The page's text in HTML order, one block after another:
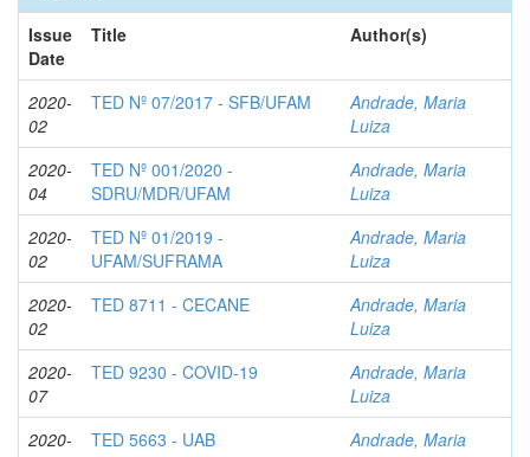
Issue
Date
Title Author(s)
2020-
02
TED Nº 07/2017 - SFB/UFAM
Andrade, Maria
Luiza
2020-
04
TED Nº 001/2020 -
SDRU/MDR/UFAM
Andrade, Maria
Luiza
2020-
02
TED Nº 01/2019 -
UFAM/SUFRAMA
Andrade, Maria
Luiza
2020-
02
TED 8711 - CECANE
Andrade, Maria
Luiza
2020-
07
TED 9230 - COVID-19
Andrade, Maria
Luiza
2020-
TED 5663 - UAB
Andrade, Maria